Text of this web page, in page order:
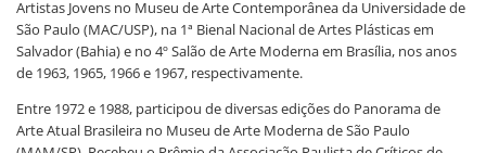
Artistas Jovens no Museu de Arte Contemporânea da Universidade de
São Paulo (MAC/USP), na 1ª Bienal Nacional de Artes Plásticas em
Salvador (Bahia) e no 4º Salão de Arte Moderna em Brasília, nos anos
de 1963, 1965, 1966 e 1967, respectivamente.
Entre 1972 e 1988, participou de diversas edições do Panorama de
Arte Atual Brasileira no Museu de Arte Moderna de São Paulo